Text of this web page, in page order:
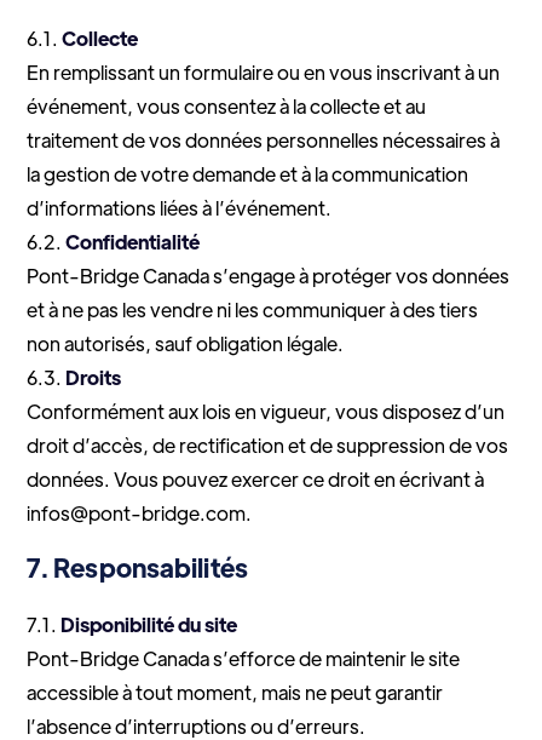
6.1.Collecte
En remplissant un formulaire ou en vous inscrivant à un
événement, vous consentez à la collecte et au
traitement de vos données personnelles nécessaires à
la gestion de votre demande et à la communication
d’informations liées à l’événement.
6.2.Confidentialité
Pont-Bridge Canada s’engage à protéger vos données
et à ne pas les vendre ni les communiquer à des tiers
non autorisés, sauf obligation légale.
6.3. Droits
Conformément aux lois en vigueur, vous disposez d’un
droit d’accès, de rectification et de suppression de vos
données. Vous pouvez exercer ce droit en écrivant à
infos@pont-bridge.com.
7. Responsabilités
7.1. Disponibilité du site
Pont-Bridge Canada s’efforce de maintenir le site
accessible à tout moment, mais ne peut garantir
l’absence d’interruptions ou d’erreurs.